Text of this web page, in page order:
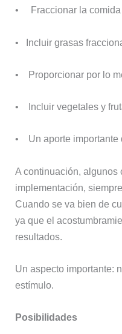
• Fraccionar la comida
• Incluir grasas
• Proporcionar por lo
• Incluir vegetales y
• Un aporte importante
A continuación, algunos
implementación,
Cuando se va bien de
ya que el
resultados.
Un aspecto importante:
estímulo.
Posibilidades